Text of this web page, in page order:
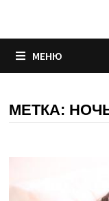
МЕНЮ
МЕТКА: